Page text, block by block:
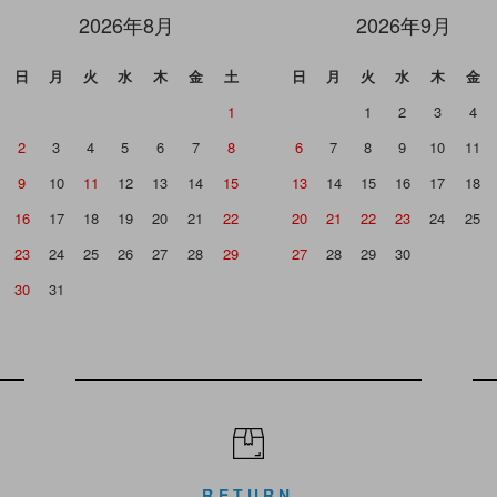
2026年8月
日 月 火 水 木 金
土
1
2
3 4 5 6 7
8
9
10 11 12 13 14
15
16
17 18 19 20 21
22
23
24 25 26 27 28
29
30
31
2026年9月
日 月 火 水 木 金
1
2 3 4
6
7 8 9 10 11
13
14 15 16 17 18
20
21 22 23 24 25
27
28 29 30